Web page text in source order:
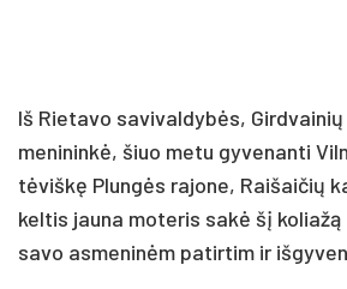
Iš Rietavo savivaldybės,
menininkė, šiuo metu gyvenanti
tėviškę Plungės rajone, Raišaičių
keltis jauna moteris sakė šį
savo asmeninėm patirtim ir